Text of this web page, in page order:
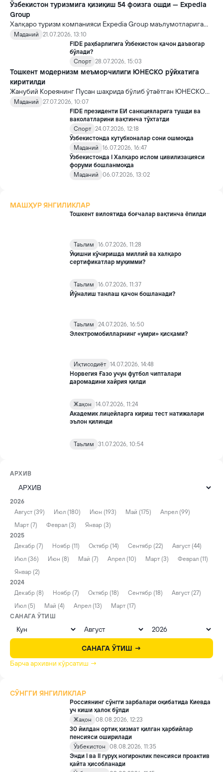
Ўзбекистон туризмига қизиқиш 54 фоизга ошди — Expedia
Group
Халқаро туризм компанияси Expedia Group маълумотларига
кўра, жорий йилнинг июнь ойида Ўзбекистонга саёҳат бўйича
қидирувлар ўтган йилнинг шу даврига нисбатан 54 фоизга
ошди. Шу билан бирга, мамлакатга расмийлаштирилган
бронлар сони ҳам кўпайган.
Маданий
21.07.2026, 13:10
FIDE раҳбарлигига Ўзбекистон қачон даъвогар
бўлади?
Спорт 28.07.2026, 15:03
Тошкент модернизм меъморчилиги ЮНЕСКО рўйхатига
киритилди
Жанубий Кореянинг Пусан шаҳрида бўлиб ўтаётган ЮНЕСКО
Умумжаҳон мероси қўмитасининг 48-сессияси мамлакатимиз
маданий-тарихий салоҳияти учун яна бир улкан тарихий воқеа
Маданий
27.07.2026, 10:07
FIDE президенти ЕИ санкцияларига тушди ва
ваколатларини вақтинча тўхтатди
Спорт 24.07.2026, 12:18
Ўзбекистонда кутубхоналар сони ошмоқда
Маданий
16.07.2026, 16:47
Ўзбекистонда I Халқаро ислом цивилизацияси
форуми бошланмоқда
Маданий
06.07.2026, 13:02
МАШҲУР ЯНГИЛИКЛАР
Тошкент вилоятида боғчалар вақтинча ёпилди
Таълим
16.07.2026, 11:28
Ўқишни кўчиришда миллий ва халқаро
сертификатлар муҳимми?
Таълим
16.07.2026, 11:37
Йўналиш танлаш қачон бошланади?
Таълим
24.07.2026, 16:50
Электромобилларнинг «умри» қисқами?
Иқтисодиёт 14.07.2026, 14:48
Норвегия Ғазо учун футбол чипталари
даромадини хайрия қилди
Жаҳон
14.07.2026, 11:24
Академик лицейларга кириш тест натижалари
эълон қилинди
Таълим 31.07.2026, 10:54
АРХИВ
2026
Август (39)
Июл (180) Июн (193) Май (175)
Апрел (99)
Март (7)
Феврал (3)
Январ (3)
2025
Декабр (7)
Ноябр (11) Октябр (14) Сентябр (22)
Август (44)
Июл (36)
Июн (8) Май (7) Апрел (10) Март (3)
Феврал (11)
Январ (2)
2024
Декабр (8)
Ноябр (7) Октябр (18) Сентябр (18)
Август (27)
Июл (5)
Май (4) Апрел (13)
Март (17)
САНАГА ЎТИШ
САНАГА ЎТИШ →
Барча архивни кўрсатиш →
СЎНГГИ ЯНГИЛИКЛАР
Россиянинг сўнгги зарбалари оқибатида Киевда
уч киши ҳалок бўлди
Жаҳон
08.08.2026, 12:23
30 йилдан ортиқ хизмат қилган ҳарбийлар
пенсияси оширилади
Ўзбекистон
08.08.2026, 11:35
Энди I ва II гуруҳ ногиронлик пенсияси проактив
қайта ҳисобланади